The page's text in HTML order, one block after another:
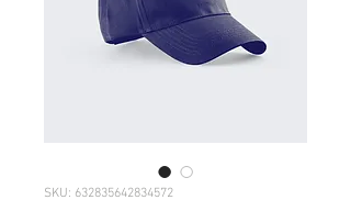
SKU: 632835642834572